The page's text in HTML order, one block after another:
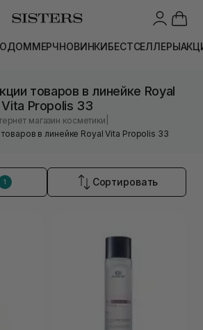
ДОММЕРЧНОВИНКИБЕСТСЕЛЛЕРЫ
товаров в линейке Royal
Vita Propolis 33
магазин косметики
товаров в линейке Royal Vita Propolis 33
1 Сортировать